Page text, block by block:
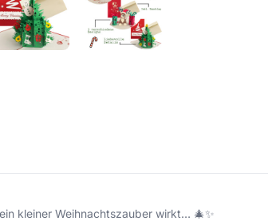
kleiner Weihnachtszauber wirkt… 🎄✨